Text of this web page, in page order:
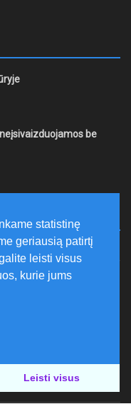
be
metus
stovykla „Aš galiu“
pradedančiųjų
subjektų kūrimąsi
statistinę
geriausią patirtį
leisti visus
kurie jums
Leisti visus